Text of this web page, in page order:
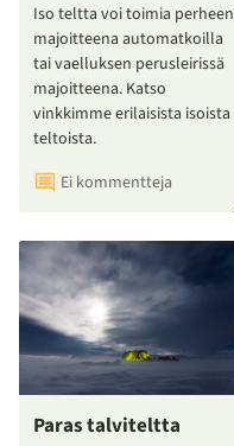
Iso teltta voi toimia perheen
majoitteena automatkoilla
tai vaelluksen perusleirissä
majoitteena. Katso
vinkkimme erilaisista isoista
teltoista.
Ei kommentteja
Paras talviteltta